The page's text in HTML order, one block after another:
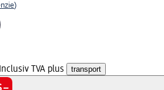
)
Inclusiv TVA plus transport